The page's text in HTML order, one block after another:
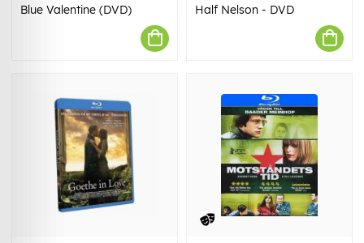
Blue Valentine (DVD) Half Nelson - DVD